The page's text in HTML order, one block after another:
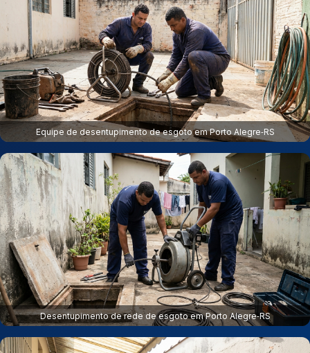
Equipe de desentupimento de esgoto em Porto Alegre‑RS
Desentupimento de rede de esgoto em Porto Alegre‑RS